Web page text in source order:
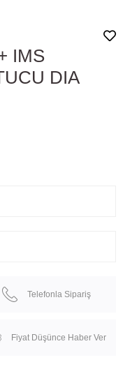
IMS
DIA
Telefonla Sipariş
Fiyat Düşünce Haber Ver